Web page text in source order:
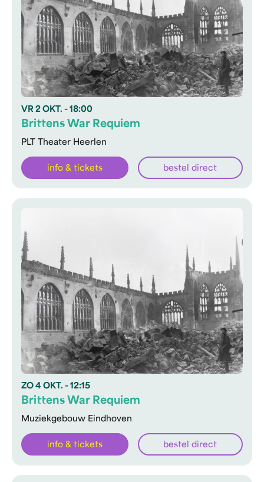
VR 2 OKT. - 18:00
PLT Theater Heerlen
Brittens War Requiem
info & tickets bestel direct
ZO 4 OKT. - 12:15
Muziekgebouw Eindhoven
Brittens War Requiem
info & tickets bestel direct